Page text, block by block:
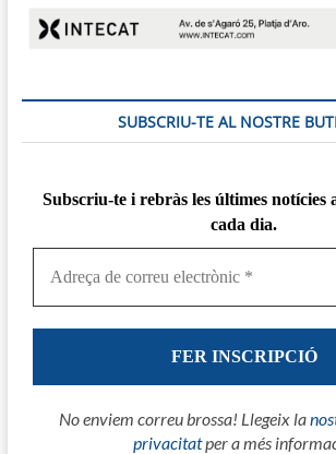
SUBSCRIU-TE AL NOSTRE
Subscriu-te i rebràs lesúltimes notícies
cada dia.
No enviem correu brossa! Llegeix la
privacitatper a més